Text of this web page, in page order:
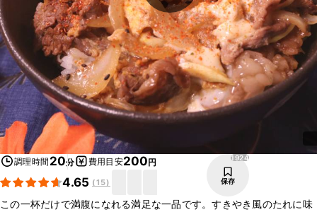
調理時間 20分 費用目安200円
4.65 (15)
1924
保存
この一杯だけで満腹になれる満足な一品です。すきやき風のたれに味